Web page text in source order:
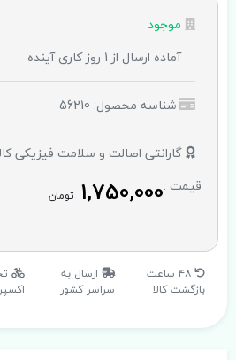
موجود
آماده ارسال از 1 روز کاری آینده
شناسه محصول: 56210
گارانتی اصالت و سلامت فیزیکی
قیمت :1,750,000 تومان
۴۸ ساعت
بازگشت کالا
ارسال به
سراسر کشور